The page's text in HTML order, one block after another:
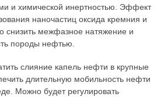
и химической инертностью. Эффект
наночастиц оксида кремния и
снизить межфазное натяжение и
породы нефтью.
слияние капель нефти в крупные
длительную мобильность нефти
Можно будет регулировать